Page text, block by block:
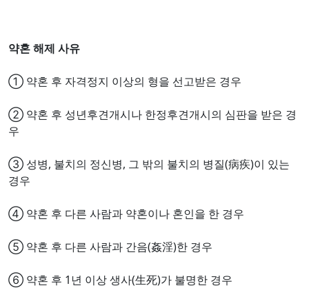
약혼 해제 사유
① 약혼 후 자격정지 이상의 형을 선고받은 경우
② 약혼 후 성년후견개시나 한정후견개시의 심판을 받은 경
우
③ 성병, 불치의 정신병, 그 밖의 불치의 병질(病疾)이 있는
경우
④ 약혼 후 다른 사람과 약혼이나 혼인을 한 경우
⑤ 약혼 후 다른 사람과 간음(姦淫)한 경우
⑥ 약혼 후 1년 이상 생사(生死)가 불명한 경우